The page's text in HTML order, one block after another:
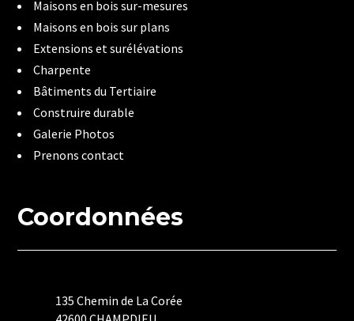
Maisons en bois sur-mesures
Maisons en bois sur plans
Extensions et surélévations
Charpente
Bâtiments du Tertiaire
Construire durable
Galerie Photos
Prenons contact
Coordonnées
135 Chemin de La Corée